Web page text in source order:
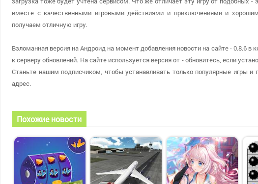
вместе с качественными игровыми действиями и приключениями и
получаем отличную игру.
Взломанная версия на Андроид на момент добавления новости на сайте - 0.8.6
к серверу обновлений. На сайте используется версия от - обновитесь, если
Станьте нашим подписчиком, чтобы устанавливать только популярные игры
адрес.
Похожие новости